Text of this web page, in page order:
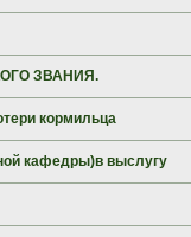
ЗВАНИЯ.
кормильца
кафедры)в выслугу